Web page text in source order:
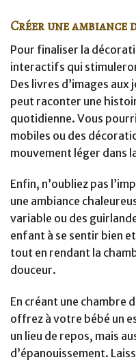
Créer une ambiance
Pour finaliser la
interactifs qui
Des livres d’images
peut raconter une
quotidienne. Vous
mobiles ou des
mouvement léger dans
Enfin, n’oubliez pas
une ambiance
variable ou des
enfant à se sentir bien
tout en rendant la
douceur.
En créant une chambre
offrez à votre bébé un
un lieu de repos, mais
d’épanouissement.